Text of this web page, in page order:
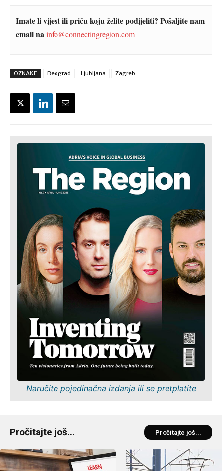
Imate li vijest ili priču koju želite podijeliti? Pošaljite nam
email nainfo@connectingregion.com
OZNAKE Beograd Ljubljana Zagreb
Naručite pojedinačna izdanja ili se pretplatite
Pročitajte još... Pročitajte još...